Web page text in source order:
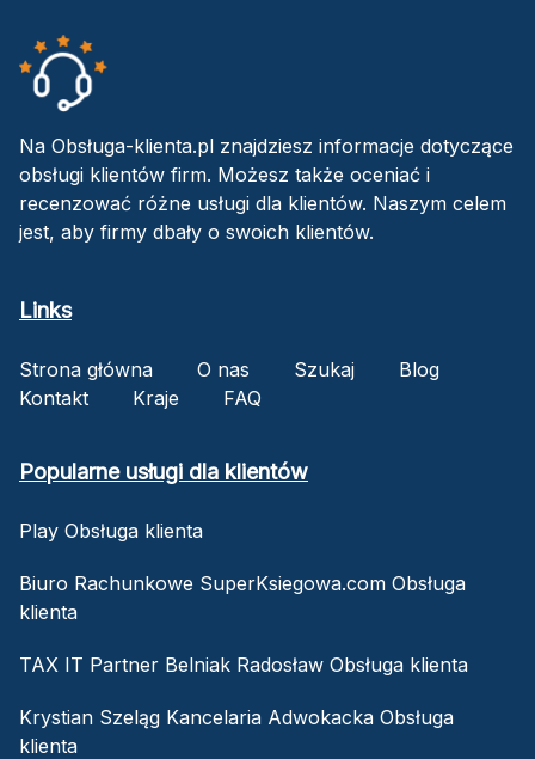
Na Obsługa-klienta.pl znajdziesz informacje dotyczące
obsługi klientów firm. Możesz także oceniać i
recenzować różne usługi dla klientów. Naszym celem
jest, aby firmy dbały o swoich klientów.
Links
Strona główna O nas Szukaj
Blog
Kontakt
Kraje FAQ
Popularne usługi dla klientów
Play Obsługa klienta
Biuro Rachunkowe SuperKsiegowa.com Obsługa
klienta
TAX IT Partner Belniak Radosław Obsługa klienta
Krystian Szeląg Kancelaria Adwokacka Obsługa
klienta